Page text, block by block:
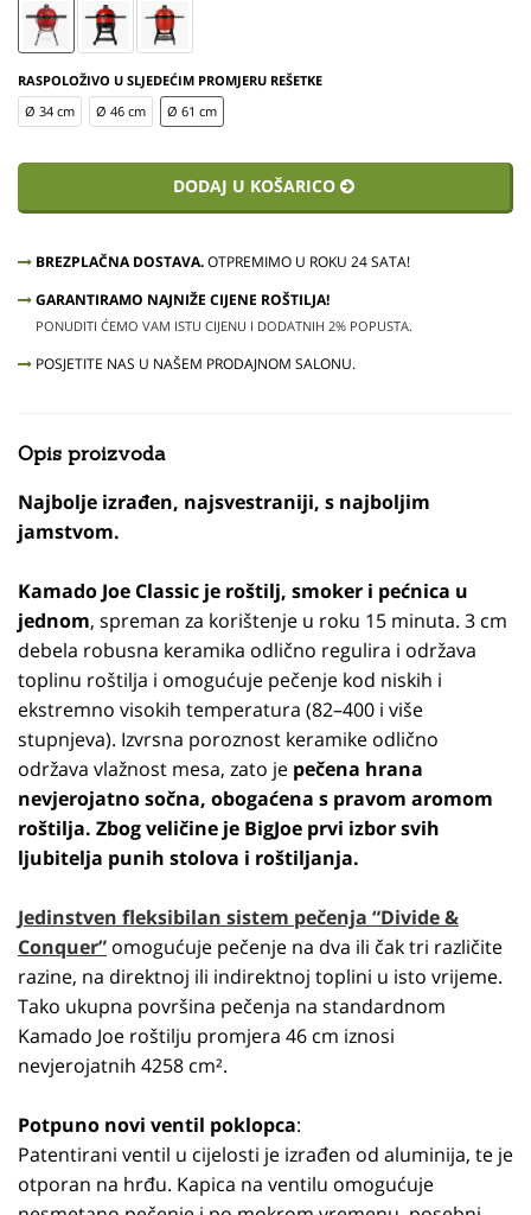
RASPOLOŽIVO U SLJEDEĆIM PROMJERU REŠETKE
Ø 34 cm
Ø 46 cm Ø 61 cm
DODAJ U KOŠARICO
BREZPLAČNA DOSTAVA.OTPREMIMO U ROKU 24 SATA!
GARANTIRAMO NAJNIŽE CIJENE ROŠTILJA!
PONUDITI ĆEMO VAM ISTU CIJENU I DODATNIH 2% POPUSTA.
POSJETITE NAS U NAŠEM PRODAJNOM SALONU.
Opis proizvoda
Najbolje izrađen, najsvestraniji, s najboljim
jamstvom.
Kamado Joe Classic je roštilj, smoker i pećnica u
jednom, spreman za korištenje u roku 15 minuta. 3 cm
debela robusna keramika odlično regulira i održava
toplinu roštilja i omogućuje pečenje kod niskih i
ekstremno visokih temperatura (82–400 i više
stupnjeva). Izvrsna poroznost keramike odlično
održava vlažnost mesa, zato je pečena hrana
nevjerojatno sočna, obogaćena s pravom aromom
roštilja. Zbog veličine je BigJoe prvi izbor svih
ljubitelja punih stolova i roštiljanja.
Jedinstven fleksibilan sistem pečenja “Divide &
Conquer” omogućuje pečenje na dva ili čak tri različite
razine, na direktnoj ili indirektnoj toplini u isto vrijeme.
Tako ukupna površina pečenja na standardnom
Kamado Joe roštilju promjera 46 cm iznosi
nevjerojatnih 4258 cm².
Potpuno novi ventil poklopca:
Patentirani ventil u cijelosti je izrađen od aluminija, te je
otporan na hrđu. Kapica na ventilu omogućuje